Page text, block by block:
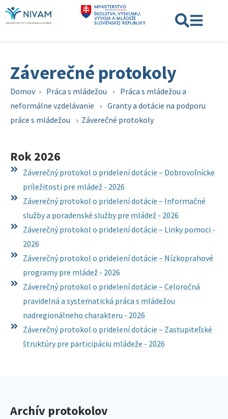
Záverečné protokoly
Domov › Práca s mládežou › Práca s mládežou a
neformálne vzdelávanie
› Granty a dotácie na podporu
práce s mládežou
› Záverečné protokoly
Rok 2026
Záverečný protokol o pridelení dotácie – Dobrovoľnícke
príležitosti pre mládež - 2026
Záverečný protokol o pridelení dotácie – Informačné
služby a poradenské služby pre mládež - 2026
Záverečný protokol o pridelení dotácie – Linky pomoci -
2026
Záverečný protokol o pridelení dotácie – Nízkoprahové
programy pre mládež - 2026
Záverečný protokol o pridelení dotácie – Celoročná
pravidelná a systematická práca s mládežou
nadregionálneho charakteru - 2026
Záverečný protokol o pridelení dotácie – Zastupiteľské
štruktúry pre participáciu mládeže - 2026
Archív protokolov